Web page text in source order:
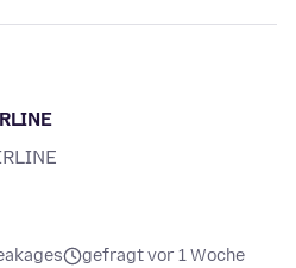
gefragt vor 1 Woche